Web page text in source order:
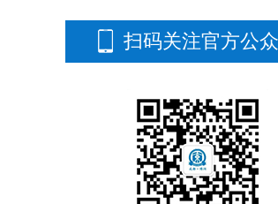
扫码关注官方公